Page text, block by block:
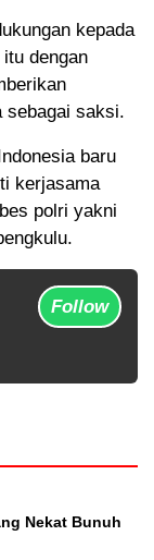
kepada
dengan
sebagai saksi.
baru
kerjasama
polri yakni
Follow
Nekat Bunuh